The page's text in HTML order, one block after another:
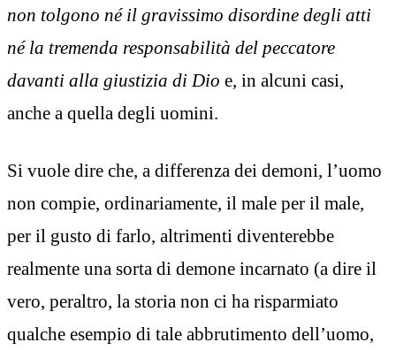
non tolgono né il gravissimo disordine degli atti
né la tremenda responsabilità del peccatore
davanti alla giustizia di Dio e, in alcuni casi,
anche a quella degli uomini.
Si vuole dire che, a differenza dei demoni, l’uomo
non compie, ordinariamente, il male per il male,
per il gusto di farlo, altrimenti diventerebbe
realmente una sorta di demone incarnato (a dire il
vero, peraltro, la storia non ci ha risparmiato
qualche esempio di tale abbrutimento dell’uomo,